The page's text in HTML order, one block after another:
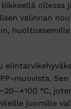
ollessa
valinnan
huoltoasemille
muovista.
°C,
juomille